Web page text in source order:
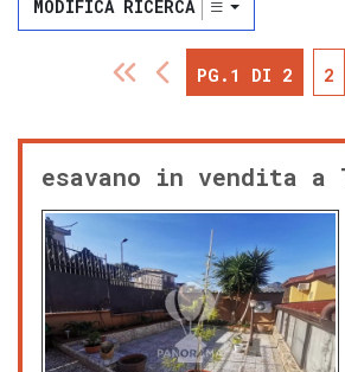
MODIFICA RICERCA
PG.1 DI 2 2
esavano in vendita a